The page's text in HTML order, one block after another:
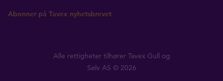
Abonner på Tavex nyhetsbrevet
Alle rettigheter tilhører Tavex Gull og
Sølv AS © 2026